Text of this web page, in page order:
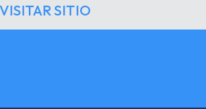
VISITAR SITIO